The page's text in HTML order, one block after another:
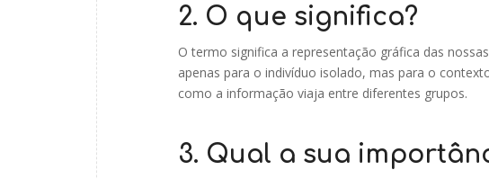
2. O que significa?
O termo significa a representação gráfica das
apenas para o indivíduo isolado, mas para o
como a informação viaja entre diferentes grupos.
3. Qual a sua